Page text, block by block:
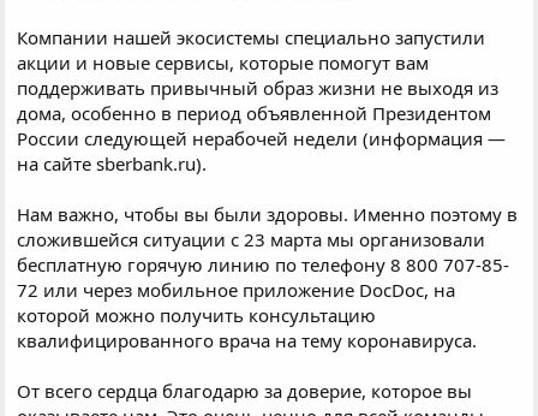
Компании нашей экосистемы специально запустили
акции и новые сервисы, которые помогут вам
поддерживать привычный образ жизни не выходя из
дома, особенно в период объявленной Президентом
России следующей нерабочей недели (информация —
на сайте sberbank.ru).
Нам важно, чтобы вы были здоровы. Именно поэтому в
сложившейся ситуации с 23 марта мы организовали
бесплатную горячую линию по телефону 8 800 707-85-
72 или через мобильное приложение DocDoc, на
которой можно получить консультацию
квалифицированного врача на тему коронавируса.
От всего сердца благодарю за доверие, которое вы